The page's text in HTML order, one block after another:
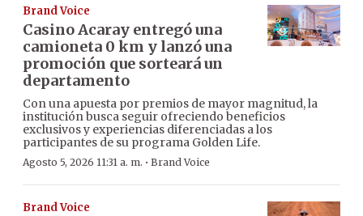
Brand Voice
Casino Acaray entregó una
camioneta 0 km y lanzó una
promoción que sorteará un
departamento
Con una apuesta por premios de mayor magnitud, la
institución busca seguir ofreciendo beneficios
exclusivos y experiencias diferenciadas a los
participantes de su programa Golden Life.
Agosto 5, 2026 11:31 a. m. · Brand Voice
Brand Voice